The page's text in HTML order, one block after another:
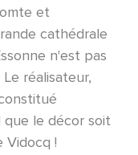
et
cathédrale
n'est pas
réalisateur,
que le décor soit
Vidocq !